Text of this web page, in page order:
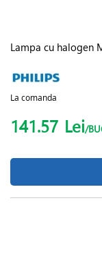
Lampa cu halogen
La comanda
141.57 Lei/